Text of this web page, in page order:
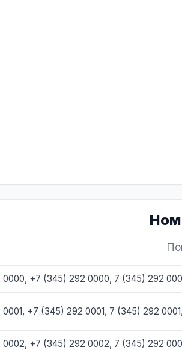
+7 (345) 292 0000, 7 (345) 292
+7 (345) 292 0001, 7 (345) 292
+7 (345) 292 0002, 7 (345) 292